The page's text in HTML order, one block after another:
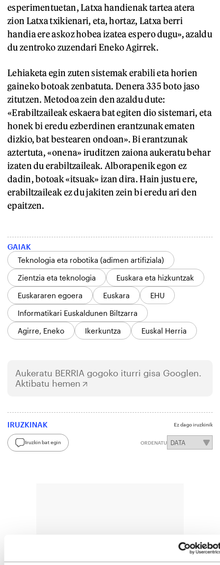
esperimentuetan, Latxa handienak tartea atera
zion Latxa txikienari, eta, hortaz, Latxa berri
handia ere askoz hobea izatea espero dugu», azaldu
du zentroko zuzendari Eneko Agirrek.
Lehiaketa egin zuten sistemak erabili eta horien
gaineko botoak zenbatuta. Denera 335 boto jaso
zitutzen. Metodoa zein den azaldu dute:
«Erabiltzaileak eskaera bat egiten dio sistemari, eta
honek bi eredu ezberdinen erantzunak ematen
dizkio, bat bestearen ondoan». Bi erantzunak
aztertuta, «onena» iruditzen zaiona aukeratu behar
izaten du erabiltzaileak. Alborapenik egon ez
dadin, botoak «itsuak» izan dira. Hain justu ere,
erabiltzaileak ez du jakiten zein bi eredu ari den
epaitzen.
GAIAK
Teknologia eta robotika (adimen artifiziala)
Zientzia eta teknologia
Euskara eta hizkuntzak
Euskararen egoera
Euskara
EHU
Informatikari Euskaldunen Biltzarra
Agirre, Eneko
Ikerkuntza Euskal Herria
Aukeratu BERRIA gogoko iturri gisa Googlen.
Aktibatu hemen
IRUZKINAK Ez dago iruzkinik
Iruzkin bat egin ORDENATU